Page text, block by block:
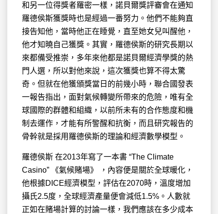
和另一位得獎者羅密一樣，諾貝爾獎評審會在通知
羅德侯斯獲獎時也是經過一番努力。他們不能夠直
接告知他，當時他正在睡覺，直至她女兒叫醒他，
他才知曉自己獲獎。其實，羅德侯斯的研究長期以
來都備受推崇，多年來他都是諾貝爾經濟學獎的熱
門人選，所以對他來說，這次獲獎也算不得太驚
奇。但就在他獲頒獎當日的前幾小時，聯合國發表
一報告指出，面對氣候轉變所帶來的危險，唯有全
球國際的群體和組織，以前所未有的合作態度和機
制去運作，才能有所警醒和抗衡，而且研究報告的
骨幹就是採用羅德侯斯的理論和經濟數學模型。
羅德侯斯 在2013年寫了一本書 “The Climate
Casino” 《氣候賭場》 ，內容便是關於全球暖化，
他根據DICE經濟模型，評估在2070時，溫度增加
攝氏2.5度，全球經濟產量便會減低1.5%。人數就
正如在賭場計算的討論一樣，我們應該在多少成本